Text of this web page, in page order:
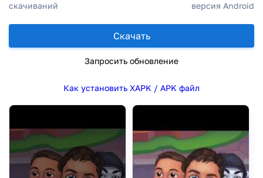
скачиваний
версия Android
Скачать
Запросить обновление
Как установить XAPK / APK файл